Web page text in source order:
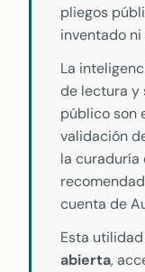
pliegos
inventado
La
de lectura y
público son
validación
la curaduría
cuenta de
Esta
abierta,